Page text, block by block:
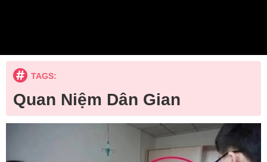
TAGS:
Quan Niệm Dân Gian